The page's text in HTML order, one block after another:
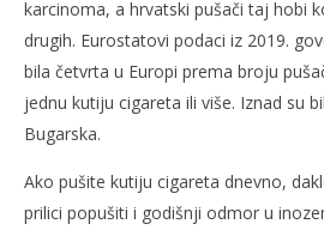
karcinoma, a hrvatski pušači taj hobi
drugih. Eurostatovi podaci iz 2019.
bila četvrta u Europi prema broju
jednu kutiju cigareta ili više. Iznad su
Bugarska.
Ako pušite kutiju cigareta dnevno,
prilici popušiti i godišnji odmor u